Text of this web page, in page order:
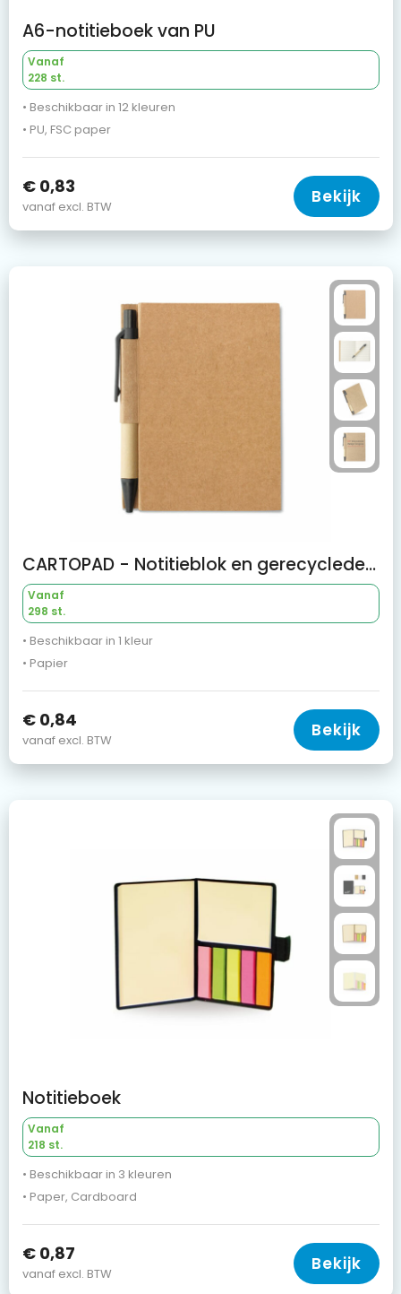
A6-notitieboek van PU
Vanaf
228 st.
• Beschikbaar in 12 kleuren
• PU, FSC paper
€ 0,83
vanaf excl. BTW Bekijk
CARTOPAD - Notitieblok en gerecyclede pen
Vanaf
298 st.
• Beschikbaar in 1 kleur
• Papier
€ 0,84
vanaf excl. BTW Bekijk
Notitieboek
Vanaf
218 st.
• Beschikbaar in 3 kleuren
• Paper, Cardboard
€ 0,87
vanaf excl. BTW Bekijk